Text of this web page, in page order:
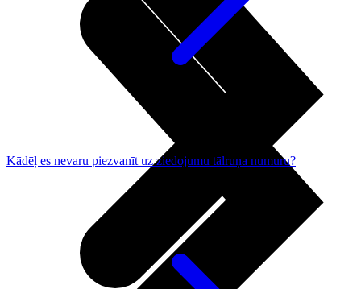
Kādēļ es nevaru piezvanīt uz ziedojumu tālruņa numuru?